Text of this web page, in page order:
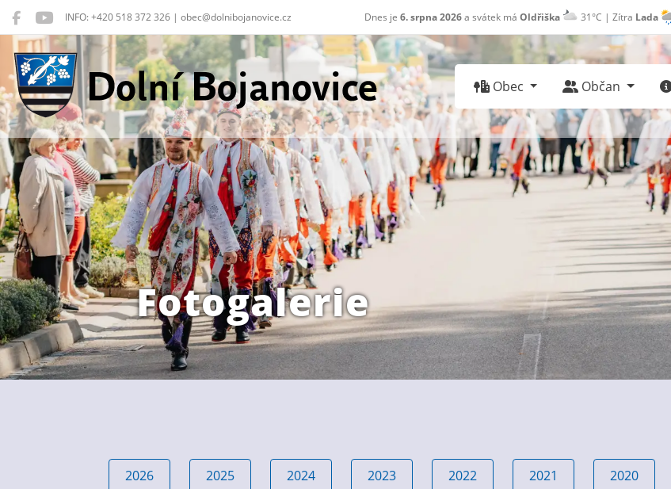
INFO: +420 518 372 326 | obec@dolnibojanovice.cz Dnes je 6. srpna 2026a svátek má Oldřiška 31°C | Zítra Lada
Dolní Bojanovice
Obec Občan
Fotogalerie
2026 2025 2024 2023 2022 2021 2020